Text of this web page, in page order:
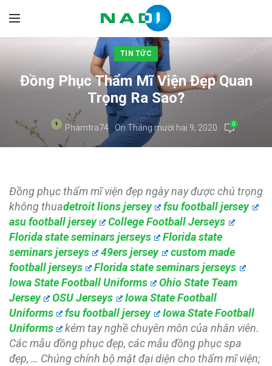
TIN TỨC
Đồng Phục Thẩm Mĩ Viện Đẹp Quan
Trọng Ra Sao?
Phamtra74 On Tháng mười hai 9, 2020 0
Đồng phục thẩm mĩ viện đẹp ngày nay được chú trọng
không thuadetroit lions jersey
fsu football jersey
asu football jersey
College Football Jerseys
Florida state seminars jerseys
Florida state
seminars jerseys
49ers jersey
custom made
football jerseys
Florida state seminars jerseys
Iowa State Football Uniforms
Ohio State Team
Jersey
OSU Jerseys
Iowa State Football
Uniforms
fsu football jersey
Iowa State Football
Uniforms
kém tay nghề chuyên môn của nhân viên.
Các mẫu đồng phục đẹp, các mẫu đồng phục spa
đẹp, … Chúng chính bộ mặt đại diện cho thẩm mĩ viện;